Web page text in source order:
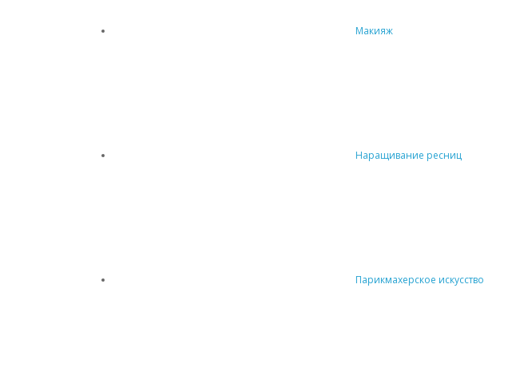
Макияж
Наращивание ресниц
Парикмахерское искусство